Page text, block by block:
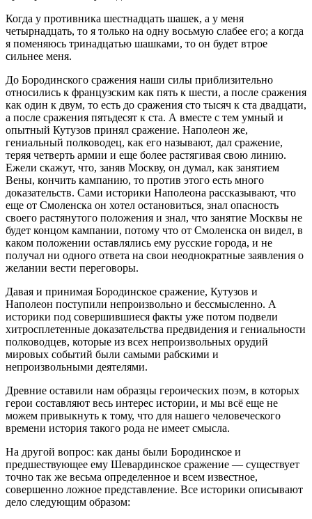
Когда у противника шестнадцать шашек, а у меня
четырнадцать, то я только на одну восьмую слабее его; а когда
я поменяюсь тринадцатью шашками, то он будет втрое
сильнее меня.
До Бородинского сражения наши силы приблизительно
относились к французским как пять к шести, а после сражения
как один к двум, то есть до сражения сто тысяч к ста двадцати,
а после сражения пятьдесят к ста. А вместе с тем умный и
опытный Кутузов принял сражение. Наполеон же,
гениальный полководец, как его называют, дал сражение,
теряя четверть армии и еще более растягивая свою линию.
Ежели скажут, что, заняв Москву, он думал, как занятием
Вены, кончить кампанию, то против этого есть много
доказательств. Сами историки Наполеона рассказывают, что
еще от Смоленска он хотел остановиться, знал опасность
своего растянутого положения и знал, что занятие Москвы не
будет концом кампании, потому что от Смоленска он видел, в
каком положении оставлялись ему русские города, и не
получал ни одного ответа на свои неоднократные заявления о
желании вести переговоры.
Давая и принимая Бородинское сражение, Кутузов и
Наполеон поступили непроизвольно и бессмысленно. А
историки под совершившиеся факты уже потом подвели
хитросплетенные доказательства предвидения и гениальности
полководцев, которые из всех непроизвольных орудий
мировых событий были самыми рабскими и
непроизвольными деятелями.
Древние оставили нам образцы героических поэм, в которых
герои составляют весь интерес истории, и мы всё еще не
можем привыкнуть к тому, что для нашего человеческого
времени история такого рода не имеет смысла.
На другой вопрос: как даны были Бородинское и
предшествующее ему Шевардинское сражение — существует
точно так же весьма определенное и всем известное,
совершенно ложное представление. Все историки описывают
дело следующим образом: